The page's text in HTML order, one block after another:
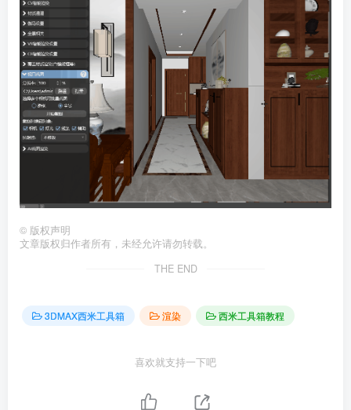
© 版权声明
文章版权归作者所有，未经允许请勿转载。
THE END
3DMAX西米工具箱 渲染 西米工具箱教程
喜欢就支持一下吧